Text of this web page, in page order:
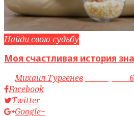
Найди свою судьбу
Моя счастливая история
byМихаил Тургенев
Facebook
Twitter
Google+